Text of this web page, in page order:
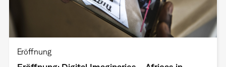
Eröffnung